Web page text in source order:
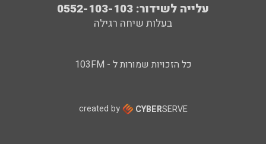
עלייה לשידור: 0552-103-103
בעלות שיחה רגילה
כל הזכויות שמורות ל - 103FM
created by CYBERSERVE